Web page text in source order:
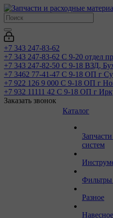
+7 343 247-83-62
+7 343 247-83-62 С 9-20 отдел
+7 343 247-82-50 С 9-18 ВЗД,
+7 3462 77-41-47 С 9-18 ОП г
+7 922 126 9 000 С 9-18 ОП г
+7 932 11111 42 С 9-18 ОП г
Заказать звонок
Каталог
систем
Фильтры
Разное